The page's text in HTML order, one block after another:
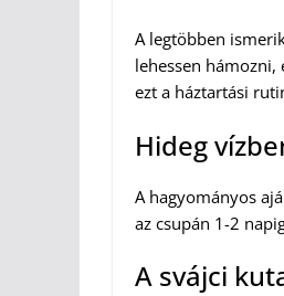
A legtöbben
lehessen hámozni,
ezt a háztartási
Hideg
A hagyományos
az csupán 1-2
A svájci